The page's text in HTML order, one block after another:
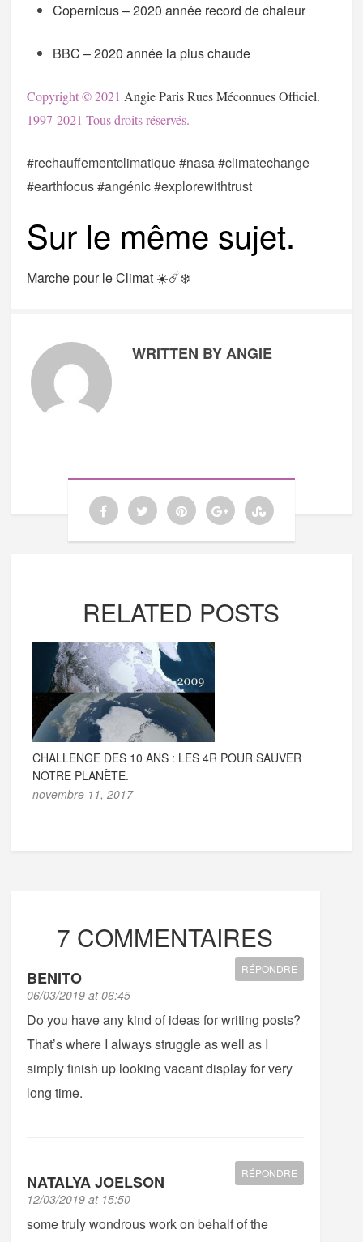
Copernicus – 2020 année record de chaleur
BBC – 2020 année la plus chaude
Copyright © 2021 Angie Paris Rues Méconnues Officiel.
1997-2021 Tous droits réservés.
#rechauffementclimatique #nasa #climatechange
#earthfocus #angénic #explorewithtrust
Sur le même sujet.
Marche pour le Climat ☀️☄️❄️
WRITTEN BY ANGIE
RELATED POSTS
CHALLENGE DES 10 ANS : LES 4R POUR SAUVER
NOTRE PLANÈTE.
novembre 11, 2017
7 COMMENTAIRES
BENITO
06/03/2019 at 06:45
RÉPONDRE
Do you have any kind of ideas for writing posts?
That’s where I always struggle as well as I
simply finish up looking vacant display for very
long time.
NATALYA JOELSON
12/03/2019 at 15:50
RÉPONDRE
some truly wondrous work on behalf of the